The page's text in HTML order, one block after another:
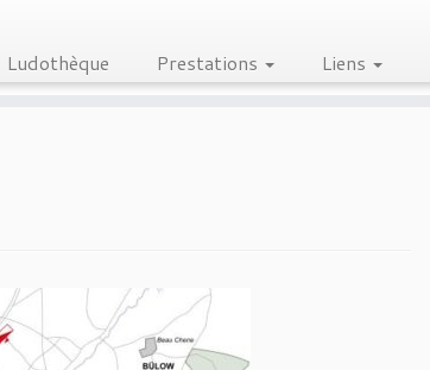
Ludothèque Prestations Liens